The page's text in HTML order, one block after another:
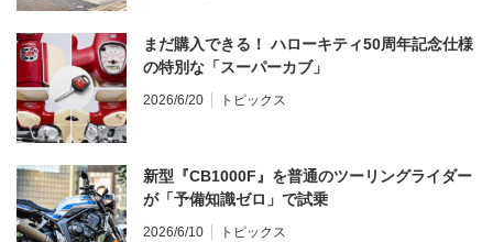
まだ購入できる！ ハローキティ50周年記念仕様
の特別な「スーパーカブ」
2026/6/20 トピックス
新型『CB1000F』を普通のツーリングライダー
が「予備知識ゼロ」で試乗
2026/6/10 トピックス